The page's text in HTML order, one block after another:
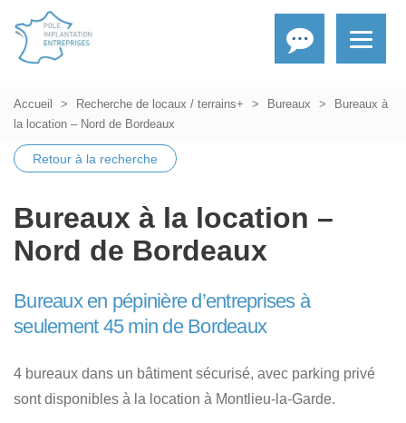
Accueil Recherche de locaux / terrains+ Bureaux
Bureaux à
la location – Nord de Bordeaux
Retour à la recherche
Bureaux à la location –
Nord de Bordeaux
Bureaux en pépinière d’entreprises à
seulement 45 min de Bordeaux
4 bureaux dans un bâtiment sécurisé, avec parking privé
sont disponibles à la location à Montlieu-la-Garde.